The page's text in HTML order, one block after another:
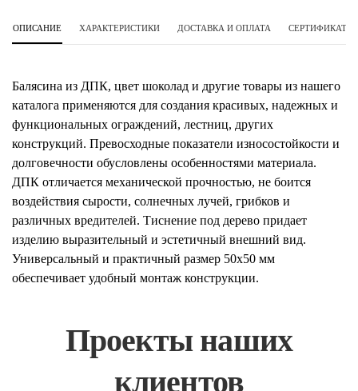
ОПИСАНИЕ ХАРАКТЕРИСТИКИ ДОСТАВКА И ОПЛАТА СЕРТИФИКАТЫ
Балясина из ДПК, цвет шоколад и другие товары из нашего
каталога применяются для создания красивых, надежных и
функциональных ограждений, лестниц, других
конструкций. Превосходные показатели износостойкости и
долговечности обусловлены особенностями материала.
ДПК отличается механической прочностью, не боится
воздействия сырости, солнечных лучей, грибков и
различных вредителей. Тиснение под дерево придает
изделию выразительный и эстетичный внешний вид.
Универсальный и практичный размер 50х50 мм
обеспечивает удобный монтаж конструкции.
Проекты наших
клиентов